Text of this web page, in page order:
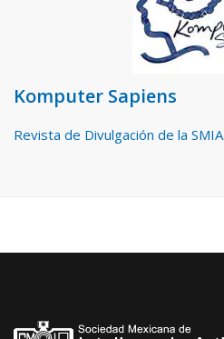
Komputer Sapiens
Revista de Divulgación de la SMIA